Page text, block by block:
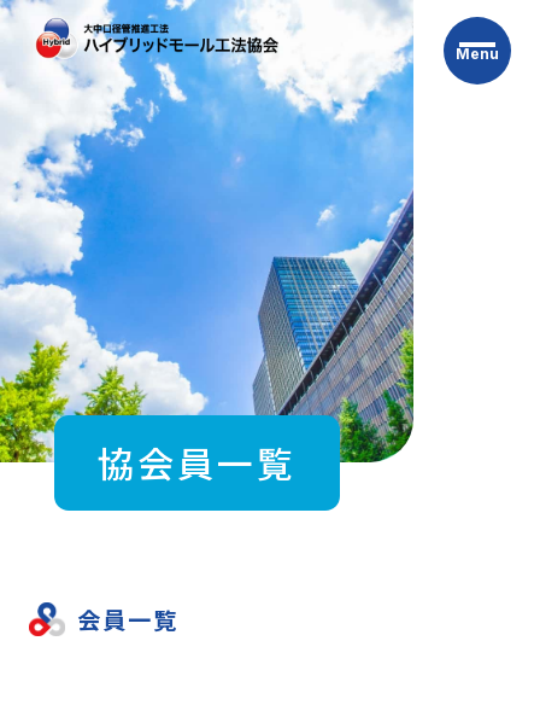
Skip
the
content
Menu
協会員一覧
会員一覧